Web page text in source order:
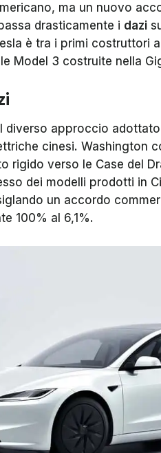
ma un nuovo
drasticamente i dazi
è tra i primi costruttori
Model 3 costruite nella
diverso approccio
cinesi. Washington
rigido verso le Case del
dei modelli prodotti in
un accordo
100% al 6,1%.